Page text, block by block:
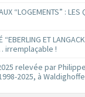
“LOGEMENTS” : LES
“EBERLING ET
!
relevée par
2025, à